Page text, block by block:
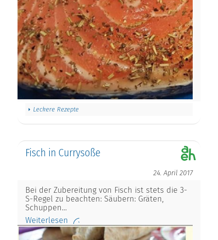
Leckere Rezepte
Fisch in Currysoße
24. April 2017
Bei der Zubereitung von Fisch ist stets die 3-
S-Regel zu beachten: Säubern: Gräten,
Schuppen…
Weiterlesen